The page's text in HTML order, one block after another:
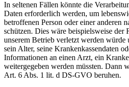
In seltenen Fällen könnte die
Daten erforderlich werden, um
betroffenen Person oder einer anderen
schützen. Dies wäre beispielsweise der
unserem Betrieb verletzt werden würde
sein Alter, seine Krankenkassendaten
Informationen an einen Arzt, ein
weitergegeben werden müssten. Dann
Art. 6 Abs. 1 lit. d DS-GVO beruhen.